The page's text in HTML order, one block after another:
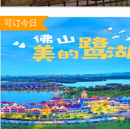
可订今日